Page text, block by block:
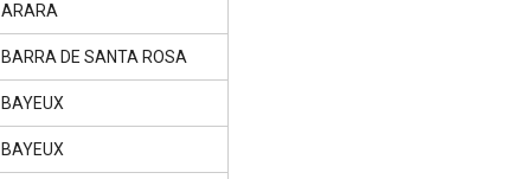
ARARA
BARRA DE SANTA ROSA
BAYEUX
BAYEUX